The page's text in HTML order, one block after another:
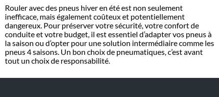
Rouler avec des pneus hiver en été est non seulement
inefficace, mais également coûteux et potentiellement
dangereux. Pour préserver votre sécurité, votre confort de
conduite et votre budget, il est essentiel d’adapter vos pneus à
la saison ou d’opter pour une solution intermédiaire comme les
pneus 4 saisons. Un bon choix de pneumatiques, c’est avant
tout un choix de responsabilité.